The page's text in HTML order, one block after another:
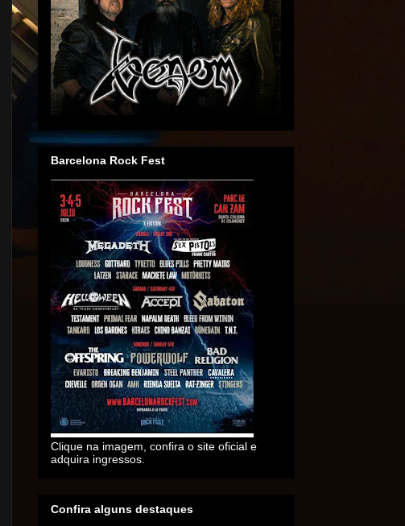
Barcelona Rock Fest
Clique na imagem, confira o site oficial e
adquira ingressos.
Confira alguns destaques